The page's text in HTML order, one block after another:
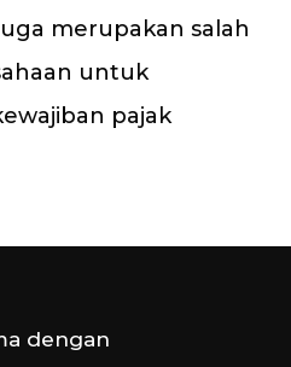
merupakan salah
untuk
pajak
dengan